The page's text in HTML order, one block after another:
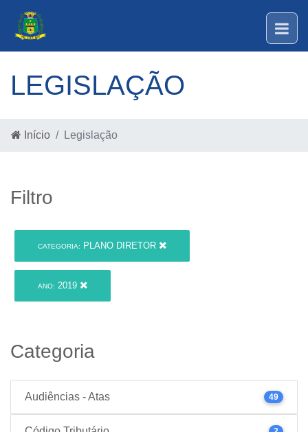
LEGISLAÇÃO
Início Legislação
Filtro
CATEGORIA: PLANO DIRETOR
ANO: 2019
Categoria
Audiências - Atas 49